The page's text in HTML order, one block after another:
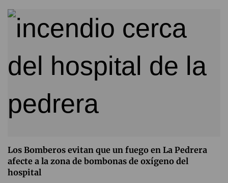
Los Bomberos evitan que un fuego en La Pedrera
afecte a la zona de bombonas de oxígeno del
hospital